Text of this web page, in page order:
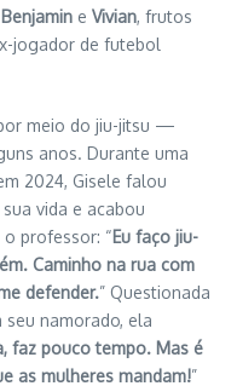
Benjamin e Vivian, frutos
jogador de futebol
meio do jiu-jitsu —
anos. Durante uma
2024, Gisele falou
vida e acabou
professor: “Eu faço jiu-
Caminho na rua com
defender.” Questionada
seu namorado, ela
faz pouco tempo. Mas é
as mulheres mandam!”